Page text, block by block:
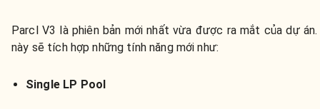
Parcl V3 là phiên bản mới nhất vừa được ra mắt của dự án.
này sẽ tích hợp những tính năng mới như:
Single LP Pool